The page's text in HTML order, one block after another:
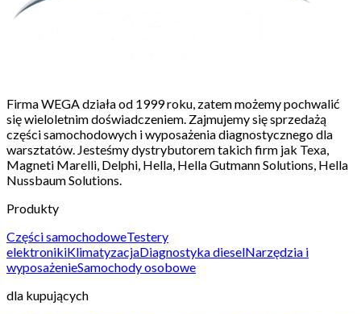
Firma WEGA działa od 1999 roku, zatem możemy pochwalić
się wieloletnim doświadczeniem. Zajmujemy się sprzedażą
części samochodowych i wyposażenia diagnostycznego dla
warsztatów. Jesteśmy dystrybutorem takich firm jak Texa,
Magneti Marelli, Delphi, Hella, Hella Gutmann Solutions, Hella
Nussbaum Solutions.
Produkty
Części samochodoweTestery
elektronikiKlimatyzacjaDiagnostyka dieselNarzędzia i
wyposażenieSamochody osobowe
dla kupujących